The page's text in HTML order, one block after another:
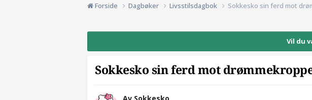
Forside Dagbøker Livsstilsdagbok Sokkesko sin ferd mot
Vil du
Sokkesko sin ferd mot